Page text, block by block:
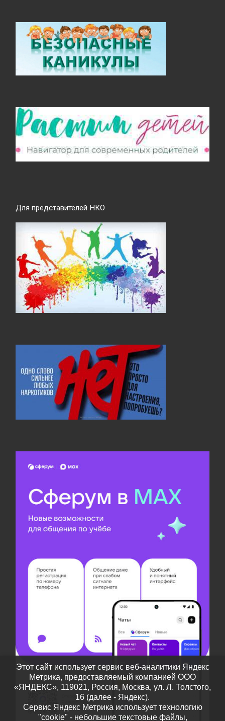
Для представителей НКО
Этот сайт использует сервис веб-аналитики Яндекс
Метрика, предоставляемый компанией ООО
«ЯНДЕКС», 119021, Россия, Москва, ул. Л. Толстого,
16 (далее - Яндекс).
Сервис Яндекс Метрика использует технологию
"cookie" - небольшие текстовые файлы,